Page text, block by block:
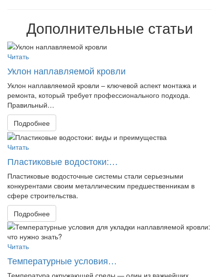
Дополнительные статьи
Читать
Уклон наплавляемой кровли
Уклон наплавляемой кровли – ключевой аспект монтажа и
ремонта, который требует профессионального подхода.
Правильный…
Подробнее
Читать
Пластиковые водостоки:…
Пластиковые водосточные системы стали серьезными
конкурентами своим металлическим предшественникам в
сфере строительства.
Подробнее
Читать
Температурные условия…